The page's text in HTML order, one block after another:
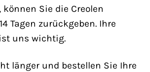
Sie die Creolen
Tagen zurückgeben. Ihre
uns wichtig.
länger und bestellen Sie Ihre